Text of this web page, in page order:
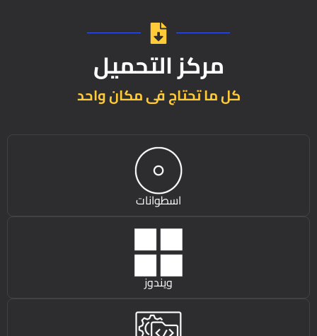
مركز التحميل
كل ما تحتاج فى مكان واحد
اسطوانات
ويندوز